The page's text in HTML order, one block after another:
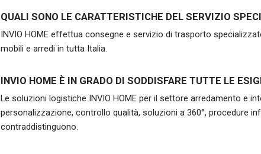
QUALI SONO LE CARATTERISTICHE DEL SERVIZIO
INVIO HOME effettua consegne e servizio di trasporto
mobili e arredi in tutta Italia.
INVIO HOME È IN GRADO DI SODDISFARE TUTTE LE
Le soluzioni logistiche INVIO HOME per il settore arredamento e
personalizzazione, controllo qualità, soluzioni a 360°, procedure
contraddistinguono.